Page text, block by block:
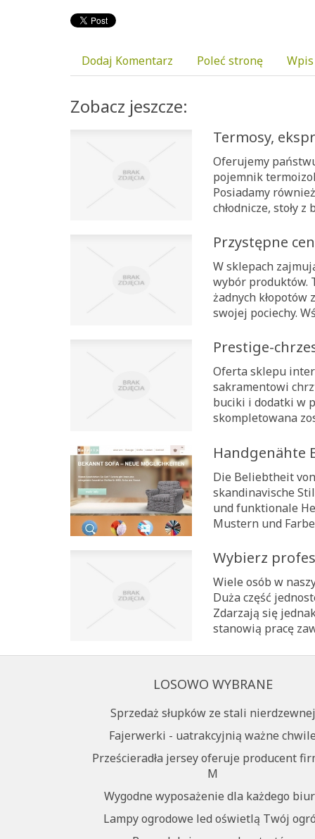
Dodaj Komentarz Poleć stronę
Zobacz jeszcze:
Termosy,
Oferujemy
pojemnik
Posiadamy
chłodnicze, stoły
Przystępne
W sklepach
wybór produktów.
żadnych
swojej pociechy.
Prestige-
Oferta sklepu
sakramentowi
buciki i dodatki w
skompletowana
Handgenähte
Die Beliebtheit
skandinavische
und funktionale
Mustern und
Wybierz
Wiele osób w
Duża część
Zdarzają się
stanowią pracę
LOSOWO WYBRANE
Sprzedaż słupków ze stali nierdzewnej
Fajerwerki - uatrakcyjnią ważne
Prześcieradła jersey oferuje producent
M
Wygodne wyposażenie dla każdego
Lampy ogrodowe led oświetlą Twój